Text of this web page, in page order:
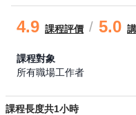
4.9 課程評價 / 5.0
課程對象
所有職場工作者
課程長度共1小時